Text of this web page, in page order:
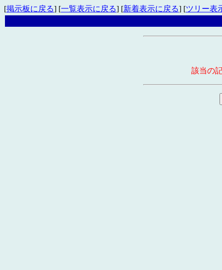
[掲示板に戻る] [一覧表示に戻る] [新着表示に戻る] [ツリー表
該当の